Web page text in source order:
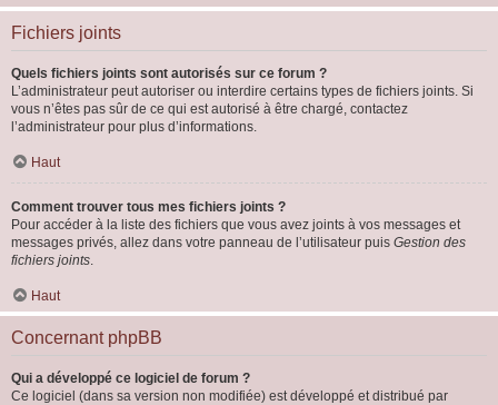
Fichiers joints
Quels fichiers joints sont autorisés sur ce forum ?
L’administrateur peut autoriser ou interdire certains types de fichiers joints. Si
vous n’êtes pas sûr de ce qui est autorisé à être chargé, contactez
l’administrateur pour plus d’informations.
Haut
Comment trouver tous mes fichiers joints ?
Pour accéder à la liste des fichiers que vous avez joints à vos messages et
messages privés, allez dans votre panneau de l’utilisateur puis Gestion des
fichiers joints.
Haut
Concernant phpBB
Qui a développé ce logiciel de forum ?
Ce logiciel (dans sa version non modifiée) est développé et distribué par